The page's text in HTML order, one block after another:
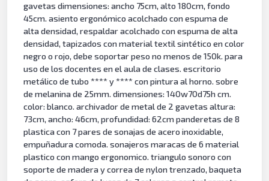
gavetas dimensiones: ancho 75cm, alto 180cm, fondo
45cm. asiento ergonómico acolchado con espuma de
alta densidad, respaldar acolchado con espuma de alta
densidad, tapizados con material textil sintético en color
negro o rojo, debe soportar peso no menos de 150k. para
uso de los docentes en el aula de clases. escritorio
metálico de tubo **** y **** con pintura al horno. sobre
de melanina de 25mm. dimensiones: 140w70d75h cm.
color: blanco. archivador de metal de 2 gavetas altura:
73cm, ancho: 46cm, profundidad: 62cm panderetas de 8
plastica con 7 pares de sonajas de acero inoxidable,
empuñadura comoda. sonajeros maracas de 6 material
plastico con mango ergonomico. triangulo sonoro con
soporte de madera y correa de nylon trenzado, baqueta